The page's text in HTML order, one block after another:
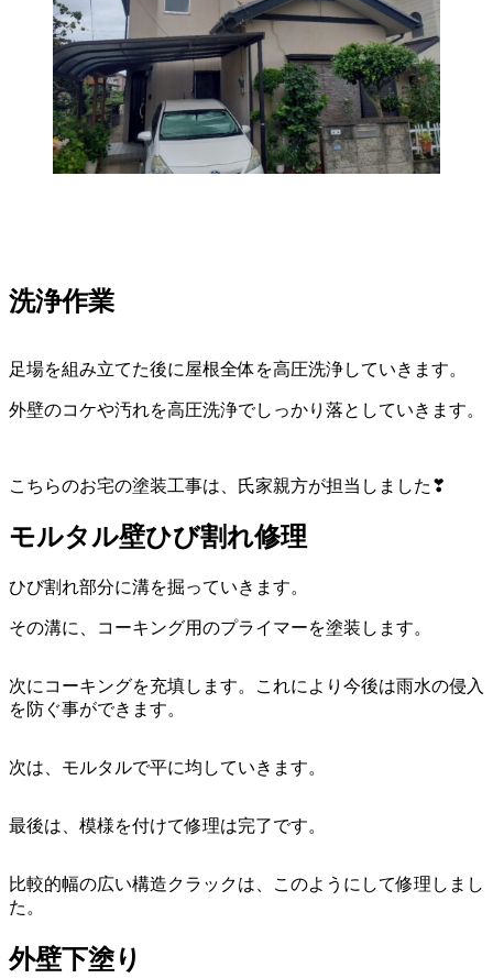
洗浄作業
足場を組み立てた後に屋根全体を高圧洗浄していきます。
外壁のコケや汚れを高圧洗浄でしっかり落としていきます。
こちらのお宅の塗装工事は、氏家親方が担当しました❣
モルタル壁ひび割れ修理
ひび割れ部分に溝を掘っていきます。
その溝に、コーキング用のプライマーを塗装します。
次にコーキングを充填します。これにより今後は雨水の侵入
を防ぐ事ができます。
次は、モルタルで平に均していきます。
最後は、模様を付けて修理は完了です。
比較的幅の広い構造クラックは、このようにして修理しまし
た。
外壁下塗り